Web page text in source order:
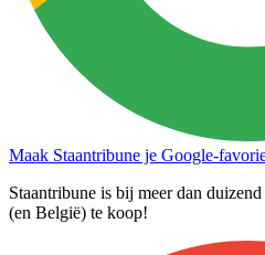
Maak Staantribune je Google-
Staantribune is bij meer dan
(en België) te koop!